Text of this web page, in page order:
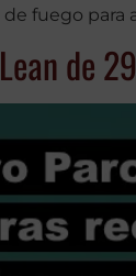
fuego para
de